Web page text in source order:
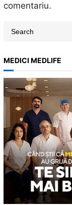
comentariu.
a
r
c
h
MEDICI MEDLIFE